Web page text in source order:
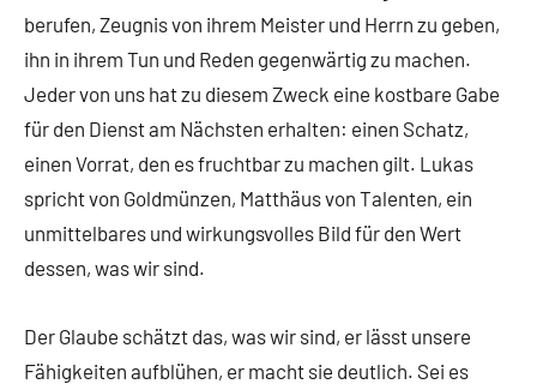
berufen, Zeugnis von ihrem Meister und Herrn zu geben,
ihn in ihrem Tun und Reden gegenwärtig zu machen.
Jeder von uns hat zu diesem Zweck eine kostbare Gabe
für den Dienst am Nächsten erhalten: einen Schatz,
einen Vorrat, den es fruchtbar zu machen gilt. Lukas
spricht von Goldmünzen, Matthäus von Talenten, ein
unmittelbares und wirkungsvolles Bild für den Wert
dessen, was wir sind.
Der Glaube schätzt das, was wir sind, er lässt unsere
Fähigkeiten aufblühen, er macht sie deutlich. Sei es